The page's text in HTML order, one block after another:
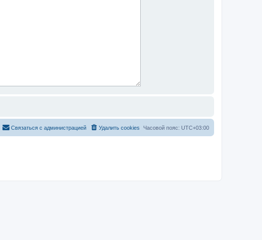
Часовой пояс: UTC+03:00
Удалить cookies
Связаться с администрацией